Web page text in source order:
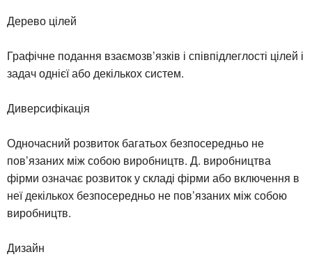
Дерево цілей
Графічне подання взаємозв’язків і співпідлеглості цілей і
задач однієї або декількох систем.
Диверсифікація
Одночасний розвиток багатьох безпосередньо не
пов’язаних між собою виробництв. Д. виробництва
фірми означає розвиток у складі фірми або включення в
неї декількох безпосередньо не пов’язаних між собою
виробництв.
Дизайн